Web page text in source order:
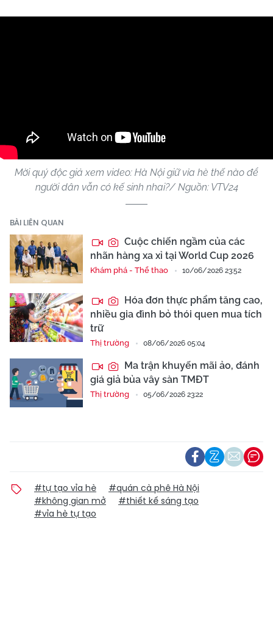
Mời quý độc giả xem video: Hà Nội giữ vỉa hè thế nào để
người dân vẫn có kế sinh nhai?/ Nguồn: VTV24
BÀI LIÊN QUAN
Cuộc chiến ngầm của các
nhãn hàng xa xỉ tại World Cup 2026
Khám phá - Thể thao 10/06/2026 23:52
Hóa đơn thực phẩm tăng cao,
nhiều gia đình bỏ thói quen mua tích
trữ
Thị trường 08/06/2026 05:04
Ma trận khuyến mãi ảo, đánh
giá giả bủa vây sàn TMĐT
Thị trường 05/06/2026 23:22
#tự tạo vỉa hè
#quán cà phê Hà Nội
#không gian mở
#thiết kế sáng tạo
#vỉa hè tự tạo